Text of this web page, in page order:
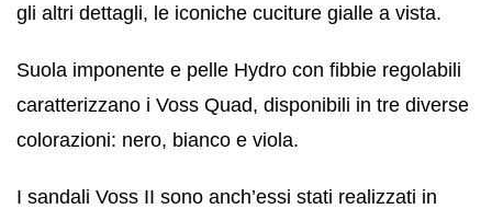
gli altri dettagli, le iconiche cuciture gialle a vista.
Suola imponente e pelle Hydro con fibbie regolabili
caratterizzano i Voss Quad, disponibili in tre diverse
colorazioni: nero, bianco e viola.
I sandali Voss II sono anch’essi stati realizzati in